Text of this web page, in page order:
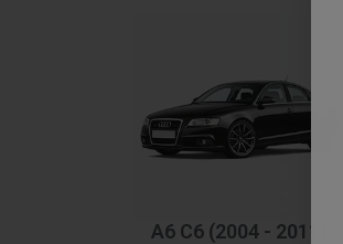
A6 C6 (2004 - 2011)